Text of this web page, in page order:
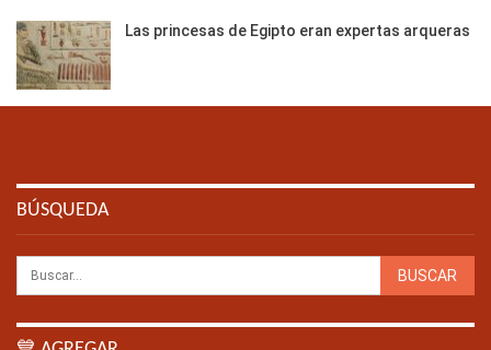
Las princesas de Egipto eran expertas arqueras
BÚSQUEDA